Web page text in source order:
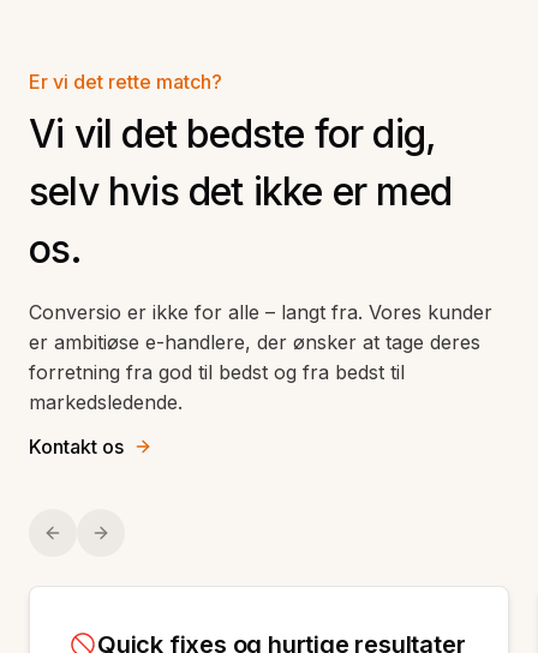
Er vi det rette match?
Vi vil det bedste for dig,
selv hvis det ikke er med
os.
Conversio er ikke for alle – langt fra. Vores kunder
er ambitiøse e-handlere, der ønsker at tage deres
forretning fra god til bedst og fra bedst til
markedsledende.
Kontakt os
Previous slide
Next slide
Quick fixes og hurtige resultater